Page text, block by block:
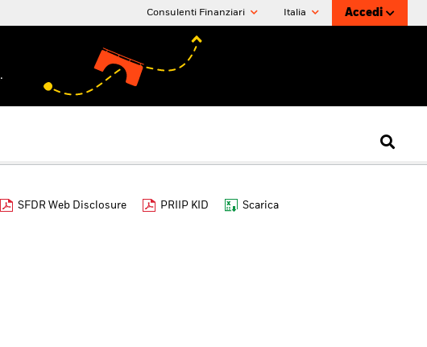
Consulenti Finanziari Italia Accedi
.
SFDR Web Disclosure PRIIP KID Scarica